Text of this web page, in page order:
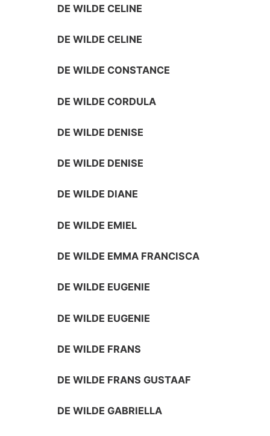
DE WILDE CELINE
DE WILDE CELINE
DE WILDE CONSTANCE
DE WILDE CORDULA
DE WILDE DENISE
DE WILDE DENISE
DE WILDE DIANE
DE WILDE EMIEL
DE WILDE EMMA FRANCISCA
DE WILDE EUGENIE
DE WILDE EUGENIE
DE WILDE FRANS
DE WILDE FRANS GUSTAAF
DE WILDE GABRIELLA